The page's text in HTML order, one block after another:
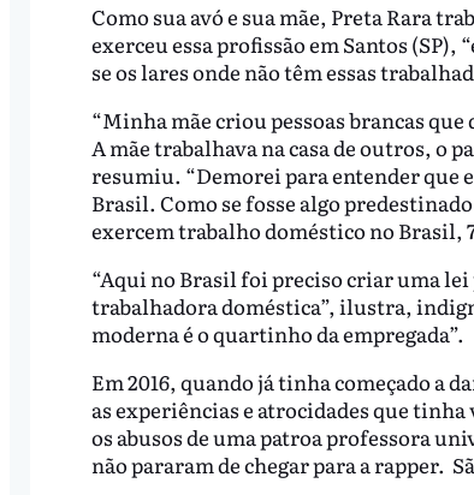
Como sua avó e sua mãe, Preta Rara
exerceu essa profissão em Santos (SP),
se os lares onde não têm essas
“Minha mãe criou pessoas brancas
A mãe trabalhava na casa de outros, o
resumiu. “Demorei para entender que
Brasil. Como se fosse algo
exercem trabalho doméstico no Brasil,
“Aqui no Brasil foi preciso criar uma
trabalhadora doméstica”, ilustra,
moderna é o quartinho da empregada”.
Em 2016, quando já tinha começado a
as experiências e atrocidades que
os abusos de uma patroa professora
não pararam de chegar para a rapper.